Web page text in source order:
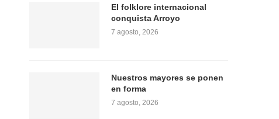
El folklore internacional
conquista Arroyo
7 agosto, 2026
Nuestros mayores se ponen
en forma
7 agosto, 2026